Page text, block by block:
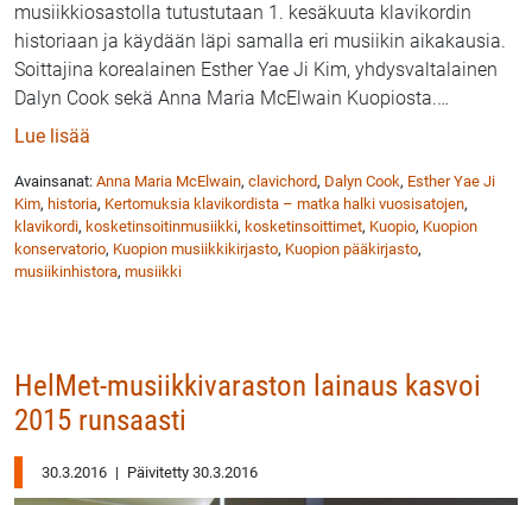
musiikkiosastolla tutustutaan 1. kesäkuuta klavikordin
historiaan ja käydään läpi samalla eri musiikin aikakausia.
Soittajina korealainen Esther Yae Ji Kim, yhdysvaltalainen
Dalyn Cook sekä Anna Maria McElwain Kuopiosta.…
Lue lisää
Avainsanat: Anna Maria McElwain, clavichord, Dalyn Cook, Esther Yae Ji
Kim, historia, Kertomuksia klavikordista – matka halki vuosisatojen,
klavikordi, kosketinsoitinmusiikki, kosketinsoittimet, Kuopio, Kuopion
konservatorio, Kuopion musiikkikirjasto, Kuopion pääkirjasto,
musiikinhistora, musiikki
HelMet-musiikkivaraston lainaus kasvoi
2015 runsaasti
30.3.2016 | Päivitetty 30.3.2016